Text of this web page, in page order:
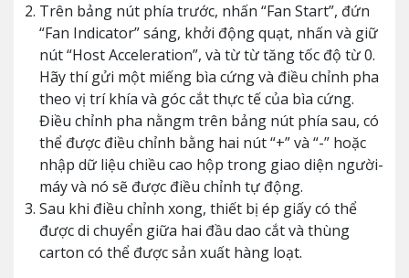
Trên bảng nút phía trước, nhấn “Fan Start”, đứn
“Fan Indicator” sáng, khởi động quạt, nhấn và giữ
nút “Host Acceleration”, và từ từ tăng tốc độ từ 0.
Hãy thí gửi một miếng bìa cứng và điều chỉnh pha
theo vị trí khía và góc cắt thực tế của bìa cứng.
Điều chỉnh pha nằngm trên bảng nút phía sau, có
thể được điều chỉnh bằng hai nút “+” và “-” hoặc
nhập dữ liệu chiều cao hộp trong giao diện người-
máy và nó sẽ được điều chỉnh tự động.
Sau khi điều chỉnh xong, thiết bị ép giấy có thể
được di chuyển giữa hai đầu dao cắt và thùng
carton có thể được sản xuất hàng loạt.